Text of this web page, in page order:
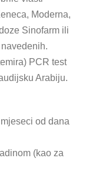
Moderna,
Sinofarm ili
PCR test
Arabiju.
od dana
(kao za